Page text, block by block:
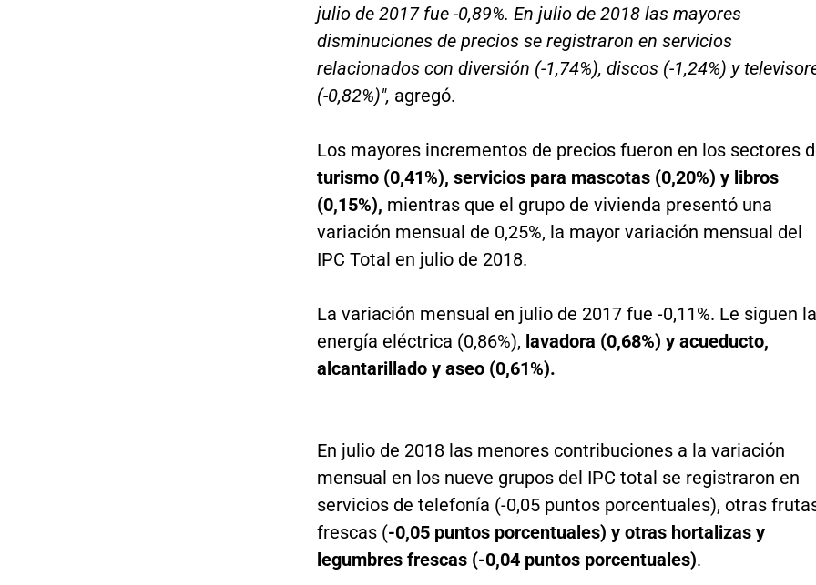
julio de 2017 fue -0,89%. En julio de 2018 las mayores
disminuciones de precios se registraron en servicios
relacionados con diversión (-1,74%), discos (-1,24%) y
(-0,82%)", agregó.
Los mayores incrementos de precios fueron en los sectores
turismo (0,41%), servicios para mascotas (0,20%) y libros
(0,15%), mientras que el grupo de vivienda presentó una
variación mensual de 0,25%, la mayor variación mensual del
IPC Total en julio de 2018.
La variación mensual en julio de 2017 fue -0,11%. Le siguen la
energía eléctrica (0,86%), lavadora (0,68%) y acueducto,
alcantarillado y aseo (0,61%).
En julio de 2018 las menores contribuciones a la variación
mensual en los nueve grupos del IPC total se registraron en
servicios de telefonía (-0,05 puntos porcentuales), otras
frescas (-0,05 puntos porcentuales) y otras hortalizas y
legumbres frescas (-0,04 puntos porcentuales).